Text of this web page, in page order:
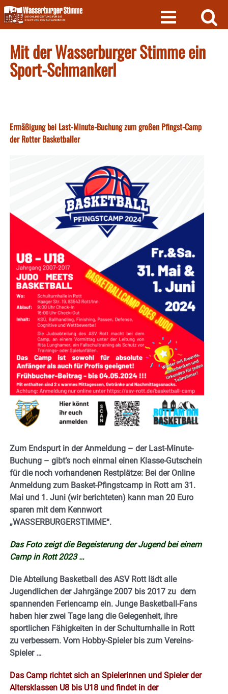
Skip
to
content
Mit der Wasserburger Stimme ein
Sport-Schmankerl
Ermäßigung bei Last-Minute-Buchung zum großen Pfingst-Camp
der Rotter Basketballer
Zum Endspurt in der Anmeldung – der Last-Minute-
Buchung – gibt’s noch einmal einen Klasse-Gutschein
für die noch vorhandenen Restplätze: Bei der Online
Anmeldung zum Basket-Pfingstcamp in Rott am 31.
Mai und 1. Juni (wir berichteten) kann man 20 Euro
sparen mit dem Kennwort
„WASSERBURGERSTIMME“.
Das Foto zeigt die Begeisterung der Jugend bei einem
Camp in Rott 2023 …
Die Abteilung Basketball des ASV Rott lädt alle
Jugendlichen der Jahrgänge 2007 bis 2017 zu dem
spannenden Feriencamp ein. Junge Basketball-Fans
haben hier zwei Tage lang die Gelegenheit, ihre
sportlichen Fähigkeiten in der Schulturnhalle in Rott
zu verbessern. Vom Hobby-Spieler bis zum Vereins-
Spieler …
Das Camp richtet sich an Spielerinnen und Spieler der
Altersklassen U8 bis U18 und findet in der